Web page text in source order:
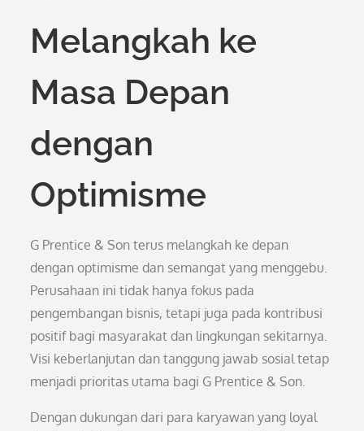
Melangkah ke
Masa Depan
dengan
Optimisme
G Prentice & Son terus melangkah ke depan
dengan optimisme dan semangat yang menggebu.
Perusahaan ini tidak hanya fokus pada
pengembangan bisnis, tetapi juga pada kontribusi
positif bagi masyarakat dan lingkungan sekitarnya.
Visi keberlanjutan dan tanggung jawab sosial tetap
menjadi prioritas utama bagi G Prentice & Son.
Dengan dukungan dari para karyawan yang loyal